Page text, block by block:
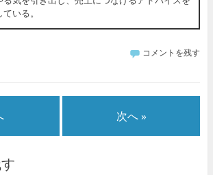
ている。
コメントを残す
次へ »